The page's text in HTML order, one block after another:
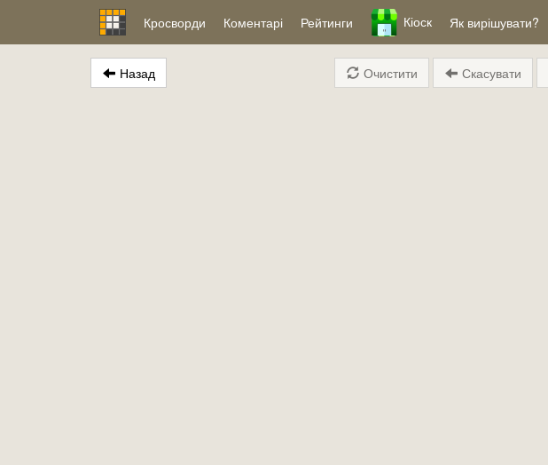
Кросворди Коментарі Рейтинги Кіоск Як вирішувати?
Назад Очистити Скасувати